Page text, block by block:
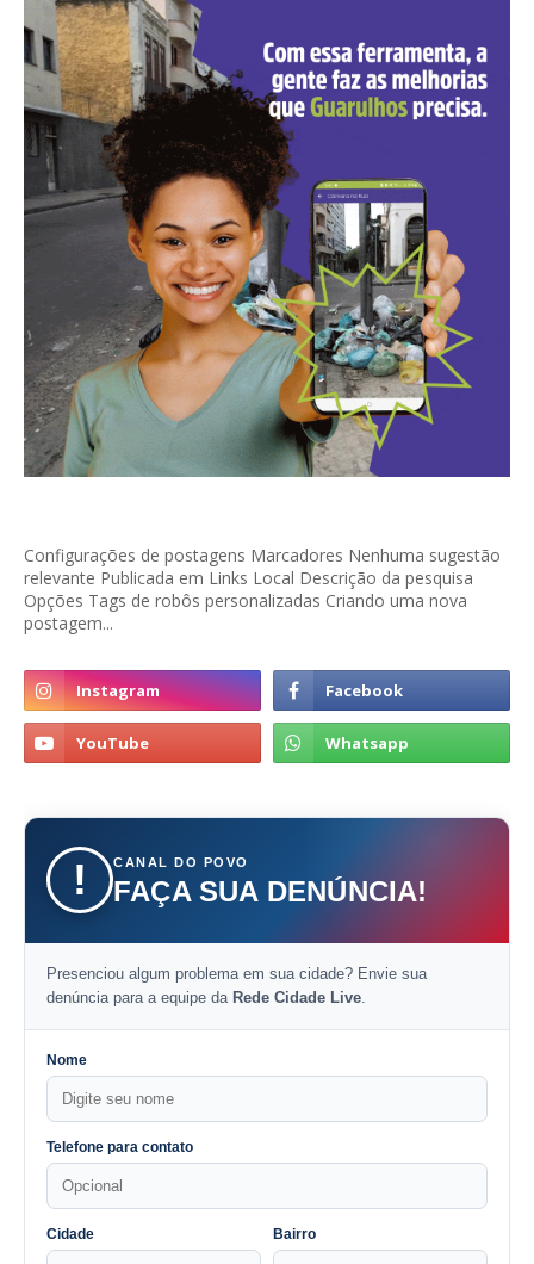
Configurações de postagens Marcadores Nenhuma sugestão
relevante Publicada em Links Local Descrição da pesquisa
Opções Tags de robôs personalizadas Criando uma nova
postagem...
! CANAL DO POVO
FAÇA SUA DENÚNCIA!
Presenciou algum problema em sua cidade? Envie sua
denúncia para a equipe da Rede Cidade Live
Nome
Telefone para contato
Cidade Bairro